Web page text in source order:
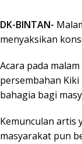
DK-BINTAN-
menyaksikan
Acara pada
persembahan
bahagia bagi
Kemunculan artis
masyarakat pun